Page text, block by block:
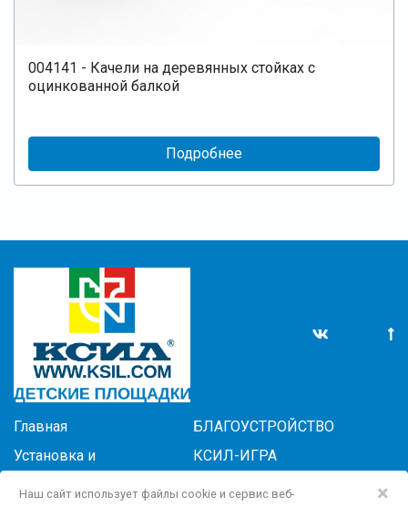
004141 - Качели на деревянных стойках с
оцинкованной балкой
Подробнее
Главная
Установка и
БЛАГОУСТРОЙСТВО
КСИЛ-ИГРА
КСИЛ-ПОКРЫТИЯ
×
Наш сайт использует файлы cookie и сервис веб-